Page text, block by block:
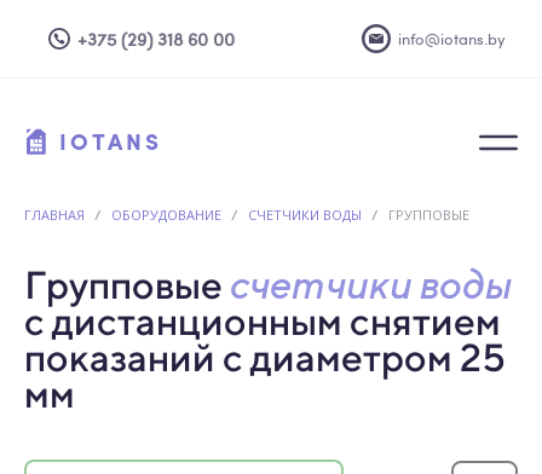
+375 (29) 318 60 00 info@iotans.by
IOTANS
ГЛАВНАЯ / ОБОРУДОВАНИЕ / СЧЕТЧИКИ ВОДЫ / ГРУППОВЫЕ
Групповые счетчики воды
с дистанционным снятием
показаний с диаметром 25
мм